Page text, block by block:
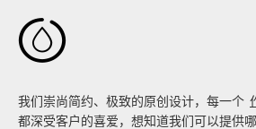

我们崇尚简约、极致的原创设计，每一个
都深受客户的喜爱，想知道我们可以提供